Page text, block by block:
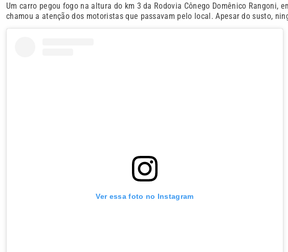
Um carro pegou fogo na altura do km 3 da Rodovia Cônego Domênico Rangoni,
chamou a atenção dos motoristas que passavam pelo local. Apesar do susto,
Ver essa foto no Instagram